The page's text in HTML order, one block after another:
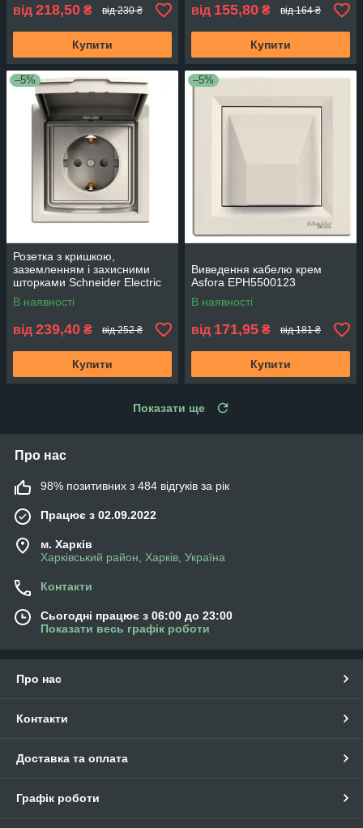
від 218,50 ₴ від 230 ₴
Купити
від 155,80 ₴ від 164 ₴
Купити
–5%
Розетка з кришкою,
заземленням і захисними
шторками Schneider Electric
Asfora IP44 Слонова кістка
EPH3100323
В наявності
від 239,40 ₴ від 252 ₴
Купити
–5%
Виведення кабелю крем
Asfora EPH5500123
В наявності
від 171,95 ₴ від 181 ₴
Купити
Показати ще
Про нас
98% позитивних з 484 відгуків за рік
Працює з 02.09.2022
м. Харків
Харківський район, Харків, Україна
Контакти
Сьогодні працює з 06:00 до 23:00
Показати весь графік роботи
Про нас
Контакти
Доставка та оплата
Графік роботи